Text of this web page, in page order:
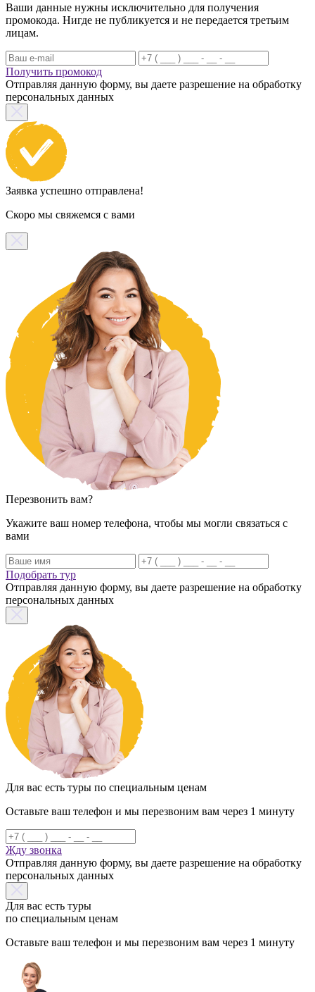
Ваши данные нужны исключительно для получения
промокода. Нигде не публикуется и не передается третьим
лицам.
Получить промокод
Отправляя данную форму, вы даете разрешение на обработку
персональных данных
Заявка успешно отправлена!
Скоро мы свяжемся с вами
Перезвонить вам?
Укажите ваш номер телефона, чтобы мы могли связаться с
вами
Подобрать тур
Отправляя данную форму, вы даете разрешение на обработку
персональных данных
Для вас есть туры по специальным ценам
Оставьте ваш телефон и мы перезвоним вам через 1 минуту
Жду звонка
Отправляя данную форму, вы даете разрешение на обработку
персональных данных
Для вас есть туры
по специальным ценам
Оставьте ваш телефон и мы перезвоним вам через 1 минуту